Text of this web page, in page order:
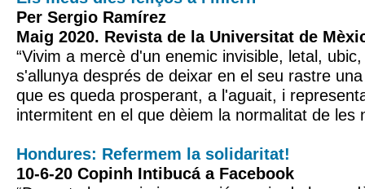
Per Sergio Ramírez
Maig 2020. Revista de la Universitat de
“Vivim a mercè d'un enemic invisible, letal,
s'allunya després de deixar en el seu rastre
que es queda prosperant, a l'aguait, i
intermitent en el que dèiem la normalitat de les
Hondures: Refermem la solidaritat!
10-6-20 Copinh Intibucá a Facebook